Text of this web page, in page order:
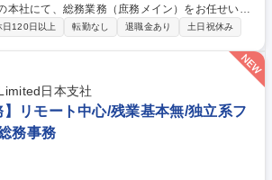
本社にて、総務業務（庶務メイン）をお任せいた
・配送）■請求書処理■文書管理（契約書・社内資
、ファイリング■制服管理（在庫管理・クリーニ
の整備■防災関係■お中元・お歳暮対応 （変更の
日/賞与年3回
日120日以上 転勤なし 退職金あり 土日祝休み
日本支社
リモート中心/残業基本無/独立系フ
務事務